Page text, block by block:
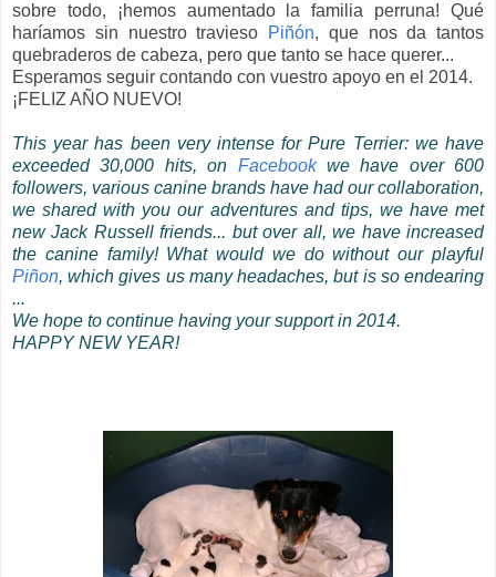
sobre todo, ¡hemos aumentado la familia perruna! Qué
haríamos sin nuestro travieso
Piñón, que nos da tantos
quebraderos de cabeza, pero que tanto se hace querer...
Esperamos seguir contando con vuestro apoyo en el 2014.
¡FELIZ AÑO NUEVO!
This year has been very intense for Pure Terrier: we have
exceeded 30,000 hits, on Facebookwe have over 600
followers, various canine brands have had our collaboration,
we shared with you our adventures and tips, we have met
new Jack Russell friends... but overall, we have increased
the canine family! What would we do without our playful
Piñon, which gives us many headaches, but is so endearing
...
We hope to continue having your support in 2014.
HAPPY NEW YEAR!